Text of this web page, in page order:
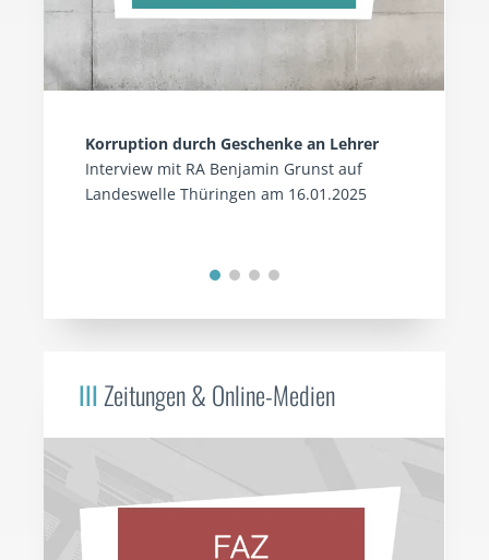
Korruption durch Geschenke an Lehrer
Interview mit RA Benjamin Grunst auf
Landeswelle Thüringen am 16.01.2025
IIIZeitungen & Online-Medien